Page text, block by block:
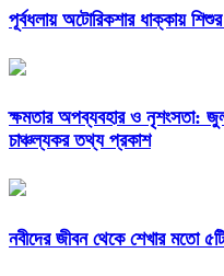
পূর্বধলায় অটোরিকশার ধাক্কায়
ক্ষমতার অপব্যবহার ও নৃশংসতা:
চাঞ্চল্যকর তথ্য প্রকাশ
নবীদের জীবন থেকে শেখার মতো